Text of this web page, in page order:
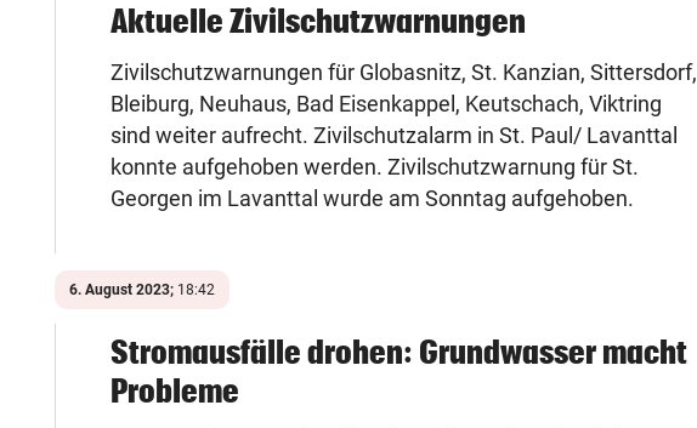
Aktuelle Zivilschutzwarnungen
Zivilschutzwarnungen für Globasnitz, St. Kanzian, Sittersdorf,
Bleiburg, Neuhaus, Bad Eisenkappel, Keutschach, Viktring
sind weiter aufrecht. Zivilschutzalarm in St. Paul/ Lavanttal
konnte aufgehoben werden. Zivilschutzwarnung für St.
Georgen im Lavanttal wurde am Sonntag aufgehoben.
6. August 2023; 18:42
Stromausfälle drohen: Grundwasser macht
Probleme